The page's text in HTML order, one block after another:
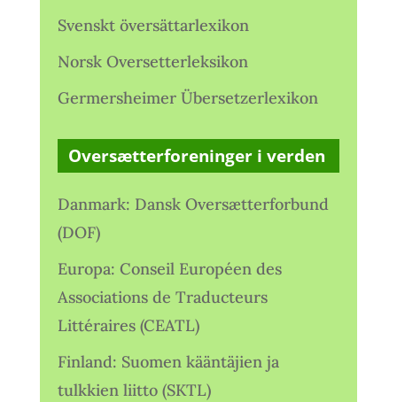
Svenskt översättarlexikon
Norsk Oversetterleksikon
Germersheimer Übersetzerlexikon
Oversætterforeninger i verden
Danmark: Dansk Oversætterforbund
(DOF)
Europa: Conseil Européen des
Associations de Traducteurs
Littéraires (CEATL)
Finland: Suomen kääntäjien ja
tulkkien liitto (SKTL)